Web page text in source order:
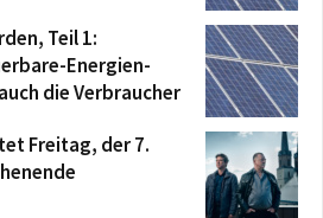
Teil 1:
Energien-
die Verbraucher
Freitag, der 7.